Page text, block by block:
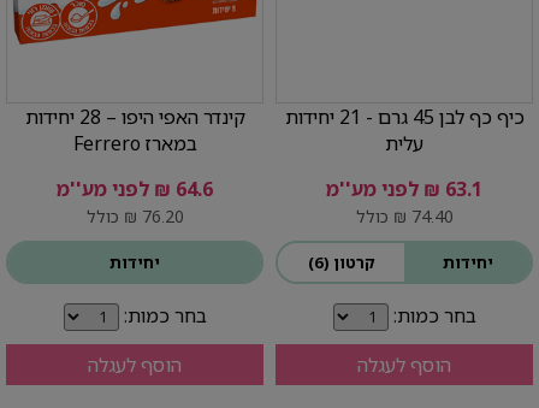
כיף כף לבן 45 גרם - 21 יחידות
עלית
63.1 ₪ לפני מע''מ
74.40 ₪ כולל
יחידות קרטון (6)
בחר כמות:
הוסף לעגלה
קינדר האפי היפו – 28 יחידות
במארז Ferrero
64.6 ₪ לפני מע''מ
76.20 ₪ כולל
יחידות
בחר כמות:
הוסף לעגלה